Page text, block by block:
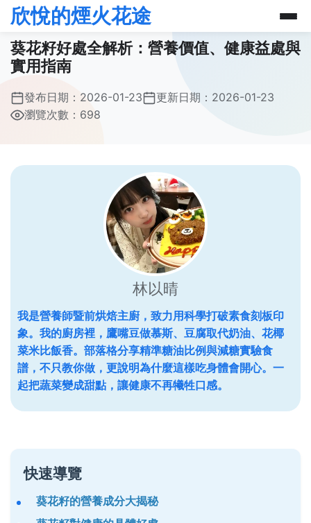
欣悅的煙火花途
葵花籽好處全解析：營養價值、健康益處與
實用指南
發布日期： 2026-01-23 更新日期： 2026-01-23
瀏覽次數：698
林以晴
我是營養師暨前烘焙主廚，致力用科學打破素食刻板印
象。我的廚房裡，鷹嘴豆做慕斯、豆腐取代奶油、花椰
菜米比飯香。部落格分享精準糖油比例與減糖實驗食
譜，不只教你做，更說明為什麼這樣吃身體會開心。一
起把蔬菜變成甜點，讓健康不再犧牲口感。
快速導覽
葵花籽的營養成分大揭秘